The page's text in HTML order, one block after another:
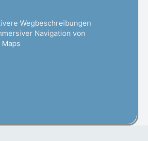
Wegbeschreibungen
Navigation von